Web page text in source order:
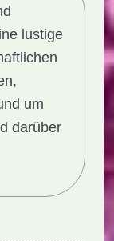
lustige
um
darüber